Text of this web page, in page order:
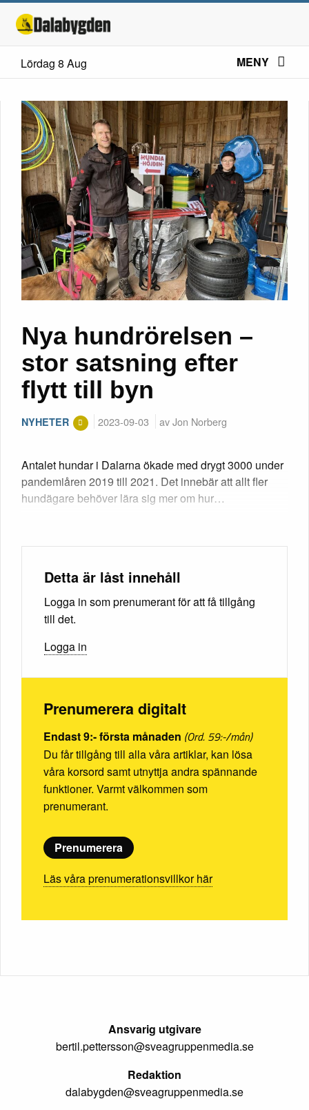
Lördag 8 Aug MENY
Nya hundrörelsen –
stor satsning efter
flytt till byn
NYHETER 2023-09-03 av Jon Norberg
Antalet hundar i Dalarna ökade med drygt 3000 under
pandemiåren 2019 till 2021. Det innebär att allt fler
hundägare behöver lära sig mer om hur…
Detta är låst innehåll
Logga in som prenumerant för att få tillgång
till det.
Logga in
Prenumerera digitalt
Endast 9:- första månaden (Ord. 59:-/mån)
Du får tillgång till alla våra artiklar, kan lösa
våra korsord samt utnyttja andra spännande
funktioner. Varmt välkommen som
prenumerant.
Prenumerera
Läs våra prenumerationsvillkor här
Ansvarig utgivare
bertil.pettersson@sveagruppenmedia.se
Redaktion
dalabygden@sveagruppenmedia.se